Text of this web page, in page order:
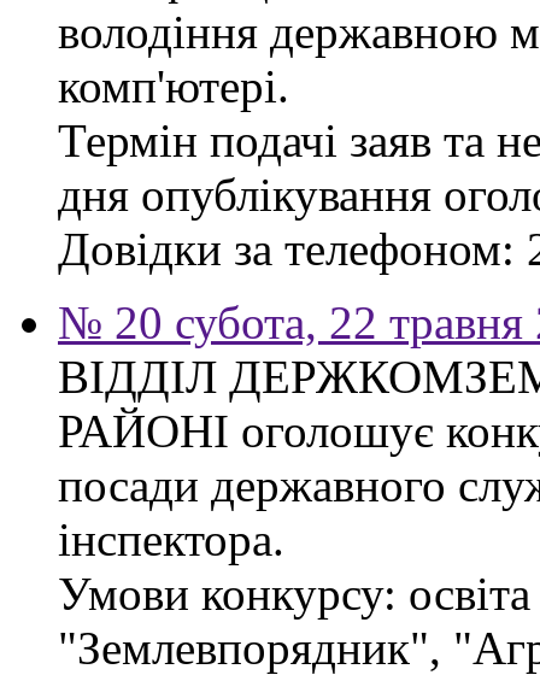
володіння державною
комп'ютері.
Термін подачі заяв та
дня опублікування
Довідки за телефоном:
№ 20 субота, 22 травня
ВІДДІЛ
РАЙОНІ оголошує
посади державного
інспектора.
Умови конкурсу:
"Землевпорядник",